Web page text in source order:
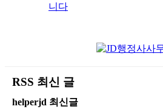
니다
RSS 최신 글
helperjd 최신글